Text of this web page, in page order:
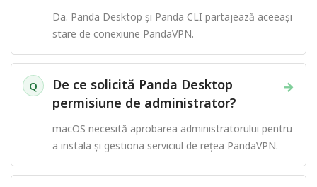
Da. Panda Desktop și Panda CLI partajează aceeași
stare de conexiune PandaVPN.
Q →
De ce solicită Panda Desktop
permisiune de administrator?
macOS necesită aprobarea administratorului pentru
a instala și gestiona serviciul de rețea PandaVPN.